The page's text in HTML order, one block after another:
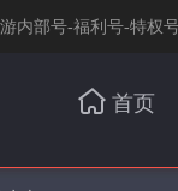
内部号-福利号-特权
首页